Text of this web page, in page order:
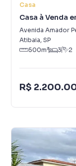
Casa
Casa à Venda
Avenida Amador
Atibaia, SP
500m² 3 2
R$